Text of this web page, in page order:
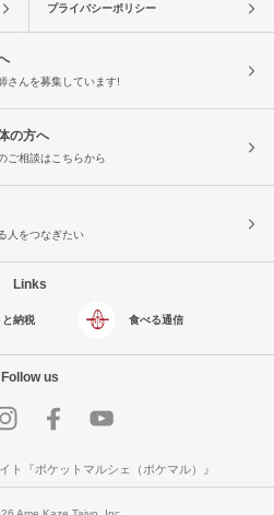
プライバシーポリシー
さんを募集しています!
の方へ
ご相談はこちらから
人をつなぎたい
Links
と納税 食べる通信
Follow us
ト『ポケットマルシェ（ポケマル）』